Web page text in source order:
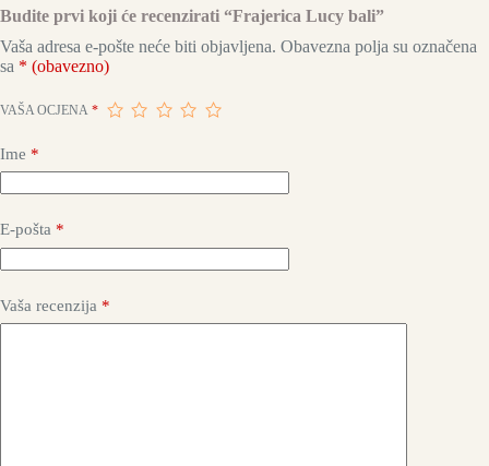
Budite prvi koji će recenzirati “Frajerica Lucy bali”
Vaša adresa e-pošte neće biti objavljena. Obavezna polja su označena
sa * (obavezno)
VAŠA OCJENA *
Ime *
E-pošta *
Vaša recenzija *